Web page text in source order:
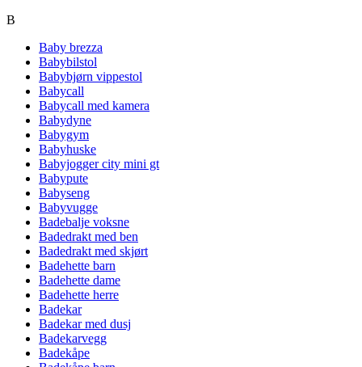
B
Baby brezza
Babybilstol
Babybjørn vippestol
Babycall
Babycall med kamera
Babydyne
Babygym
Babyhuske
Babyjogger city mini gt
Babypute
Babyseng
Babyvugge
Badebalje voksne
Badedrakt med ben
Badedrakt med skjørt
Badehette barn
Badehette dame
Badehette herre
Badekar
Badekar med dusj
Badekarvegg
Badekåpe